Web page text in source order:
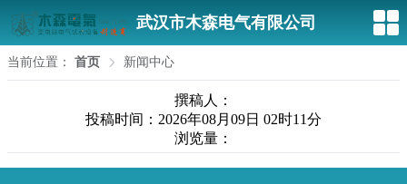
武汉市木森电气有限公司
当前位置： 首页 新闻中心
撰稿人：
投稿时间：2026年08月09日 02时11分
浏览量：